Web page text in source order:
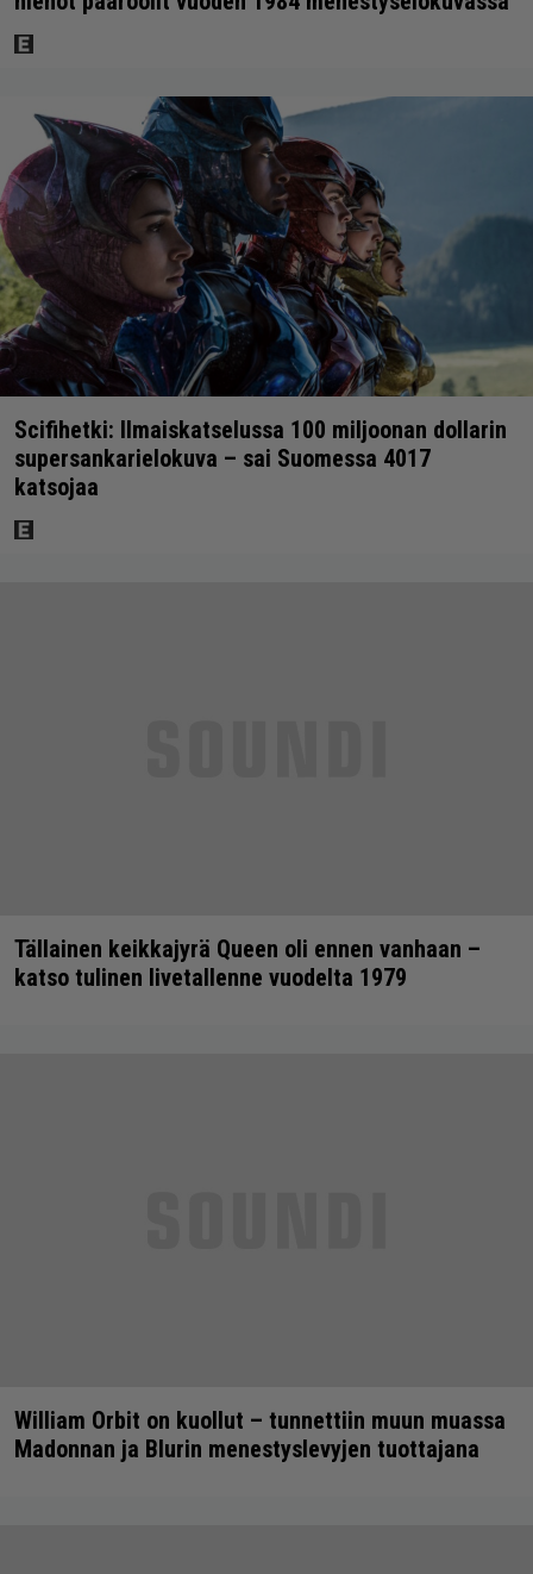
Scifihetki: Ilmaiskatselussa 100 miljoonan dollarin
supersankarielokuva – sai Suomessa 4017
katsojaa
Tällainen keikkajyrä Queen oli ennen vanhaan –
katso tulinen livetallenne vuodelta 1979
William Orbit on kuollut – tunnettiin muun muassa
Madonnan ja Blurin menestyslevyjen tuottajana